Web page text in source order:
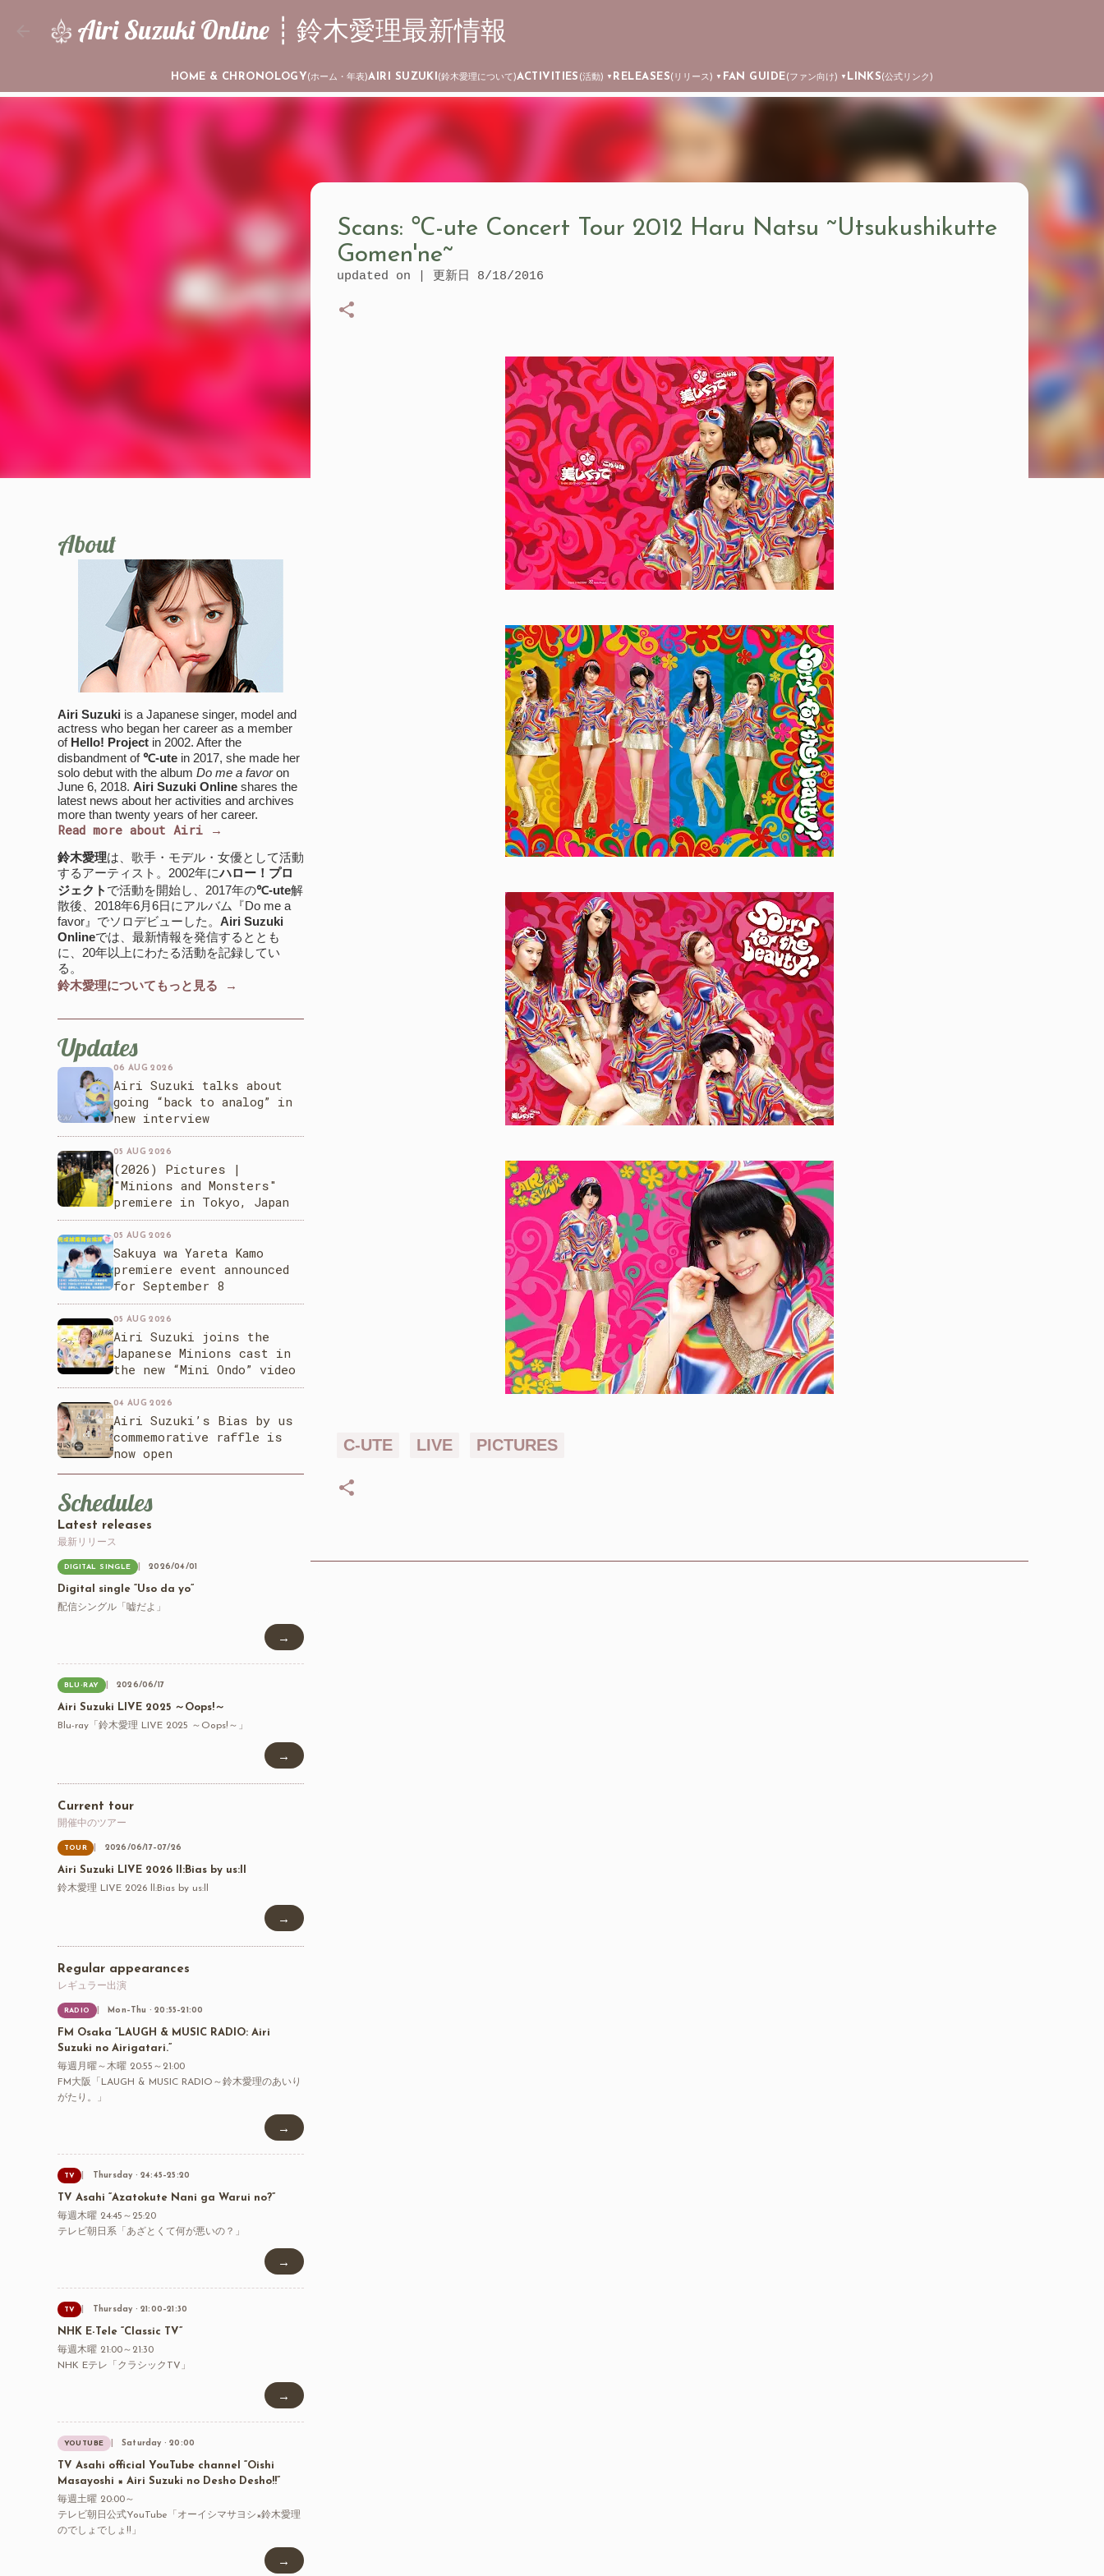
Skip to main content
Airi Suzuki Online ┊ 鈴木愛理最新情報
HOME & CHRONOLOGY(ホーム・年表)AIRI SUZUKI (鈴木愛理について)ACTIVITIES (活動) ▼ RELEASES(リリース) ▼ FAN GUIDE(ファン向け) ▼ LINKS(公式リンク)
Scans: ℃-ute Concert Tour 2012 Haru Natsu ~Utsukushikutte
Gomen'ne~
updated on | 更新日 8/18/2016
C-UTE LIVE PICTURES
About
Airi Suzuki is a Japanese singer, model and
actress who began her career as a member
of Hello! Project in 2002. After the
disbandment of℃-utein 2017, she made her
solo debut with the album Do me a favoron
June 6, 2018. Airi Suzuki Onlineshares the
latest news about her activities and archives
more than twenty years of her career.
Read more about Airi →
鈴木愛理は、歌手・モデル・女優として活動
するアーティスト。2002年にハロー！プロ
ジェクト で活動を開始し、2017年の℃-ute解
散後、2018年6月6日にアルバム『Do me a
favor』でソロデビューした。 Airi Suzuki
Onlineでは、最新情報を発信するととも
に、20年以上にわたる活動を記録してい
る。
鈴木愛理についてもっと見る →
Updates
06 AUG 2026
Airi Suzuki talks about
going “back to analog” in
new interview
05 AUG 2026
(2026) Pictures |
"Minions and Monsters"
premiere in Tokyo, Japan
05 AUG 2026
Sakuya wa Yareta Kamo
premiere event announced
for September 8
05 AUG 2026
Airi Suzuki joins the
Japanese Minions cast in
the new “Mini Ondo” video
04 AUG 2026
Airi Suzuki’s Bias by us
commemorative raffle is
now open
Schedules
Latest releases
最新リリース
DIGITAL SINGLE 2026/04/01
Digital single “Uso da yo”
配信シングル「嘘だよ」
→
BLU-RAY 2026/06/17
Airi Suzuki LIVE 2025 ～Oops!～
Blu-ray「鈴木愛理 LIVE 2025 ～Oops!～」
→
Current tour
開催中のツアー
TOUR 2026/06/17–07/26
Airi Suzuki LIVE 2026 ll:Bias by us:ll
鈴木愛理 LIVE 2026 ll:Bias by us:ll
→
Regular appearances
レギュラー出演
RADIO Mon–Thu · 20:55–21:00
FM Osaka “LAUGH & MUSIC RADIO: Airi
Suzuki no Airigatari.”
毎週月曜～木曜 20:55～21:00
FM大阪「LAUGH & MUSIC RADIO～鈴木愛理のあいり
がたり。」
→
TV Thursday · 24:45–25:20
TV Asahi “Azatokute Nani ga Warui no?”
毎週木曜 24:45～25:20
テレビ朝日系「あざとくて何が悪いの？」
→
TV Thursday · 21:00–21:30
NHK E-Tele “Classic TV”
毎週木曜 21:00～21:30
NHK Eテレ「クラシックTV」
→
YOUTUBE Saturday · 20:00
TV Asahi official YouTube channel “Oishi
Masayoshi × Airi Suzuki no Desho Desho!!”
毎週土曜 20:00～
テレビ朝日公式YouTube「オーイシマサヨシ×鈴木愛理
のでしょでしょ!!」
→